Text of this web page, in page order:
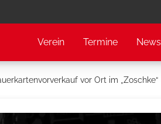
Verein Termine News
vor Ort im „Zoschke“